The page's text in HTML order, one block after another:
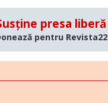
presa liberă
pentru Revista22